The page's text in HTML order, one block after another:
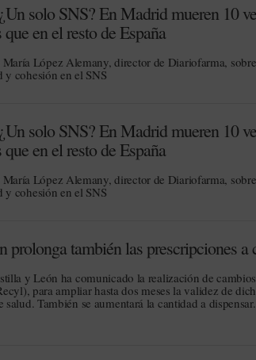
solo SNS? En Madrid mueren 10
en el resto de España
López Alemany, director de Diariofarma,
y cohesión en el SNS
solo SNS? En Madrid mueren 10
en el resto de España
López Alemany, director de Diariofarma,
y cohesión en el SNS
prolonga también las prescripciones a
y León ha comunicado la realización de
para ampliar hasta dos meses la validez de
También se aumentará la cantidad a dispensar.